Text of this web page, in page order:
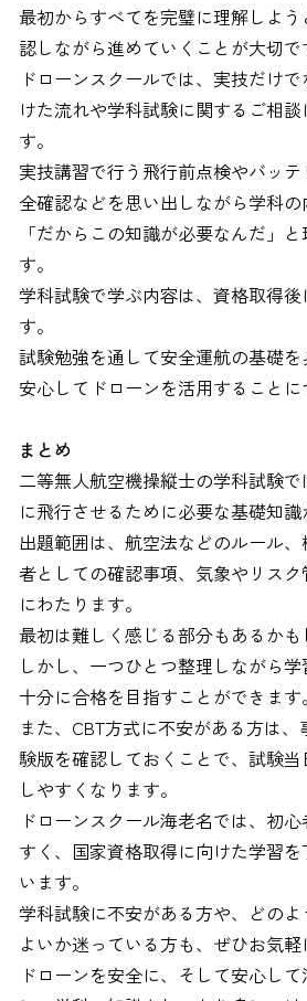
最初からすべてを完璧に理解しよ
認しながら進めていくことが大切で
ドローンスクールでは、実技だけ
けた流れや学科試験に関するご相
す。
実技講習で行う飛行前点検やバッ
全確認などを思い出しながら学科の
「だからこの知識が必要なんだ」
す。
学科試験で学ぶ内容は、資格取得
す。
試験勉強を通して安全運航の基礎を
安心してドローンを活用することに
まとめ
二等無人航空機操縦士の学科試験
に飛行させるために必要な基礎知識
出題範囲は、航空法などのルール
者としての確認事項、気象やリス
にわたります。
最初は難しく感じる部分もあるかも
しかし、一つひとつ整理しながら学
十分に合格を目指すことができます。
また、CBT方式に不安がある方は
験版を確認しておくことで、試験
しやすくなります。
ドローンスクール海老名では、初
すく、国家資格取得に向けた学習
います。
学科試験に不安がある方や、どの
よいか迷っている方も、ぜひお気軽
ドローンを安全に、そして安心し